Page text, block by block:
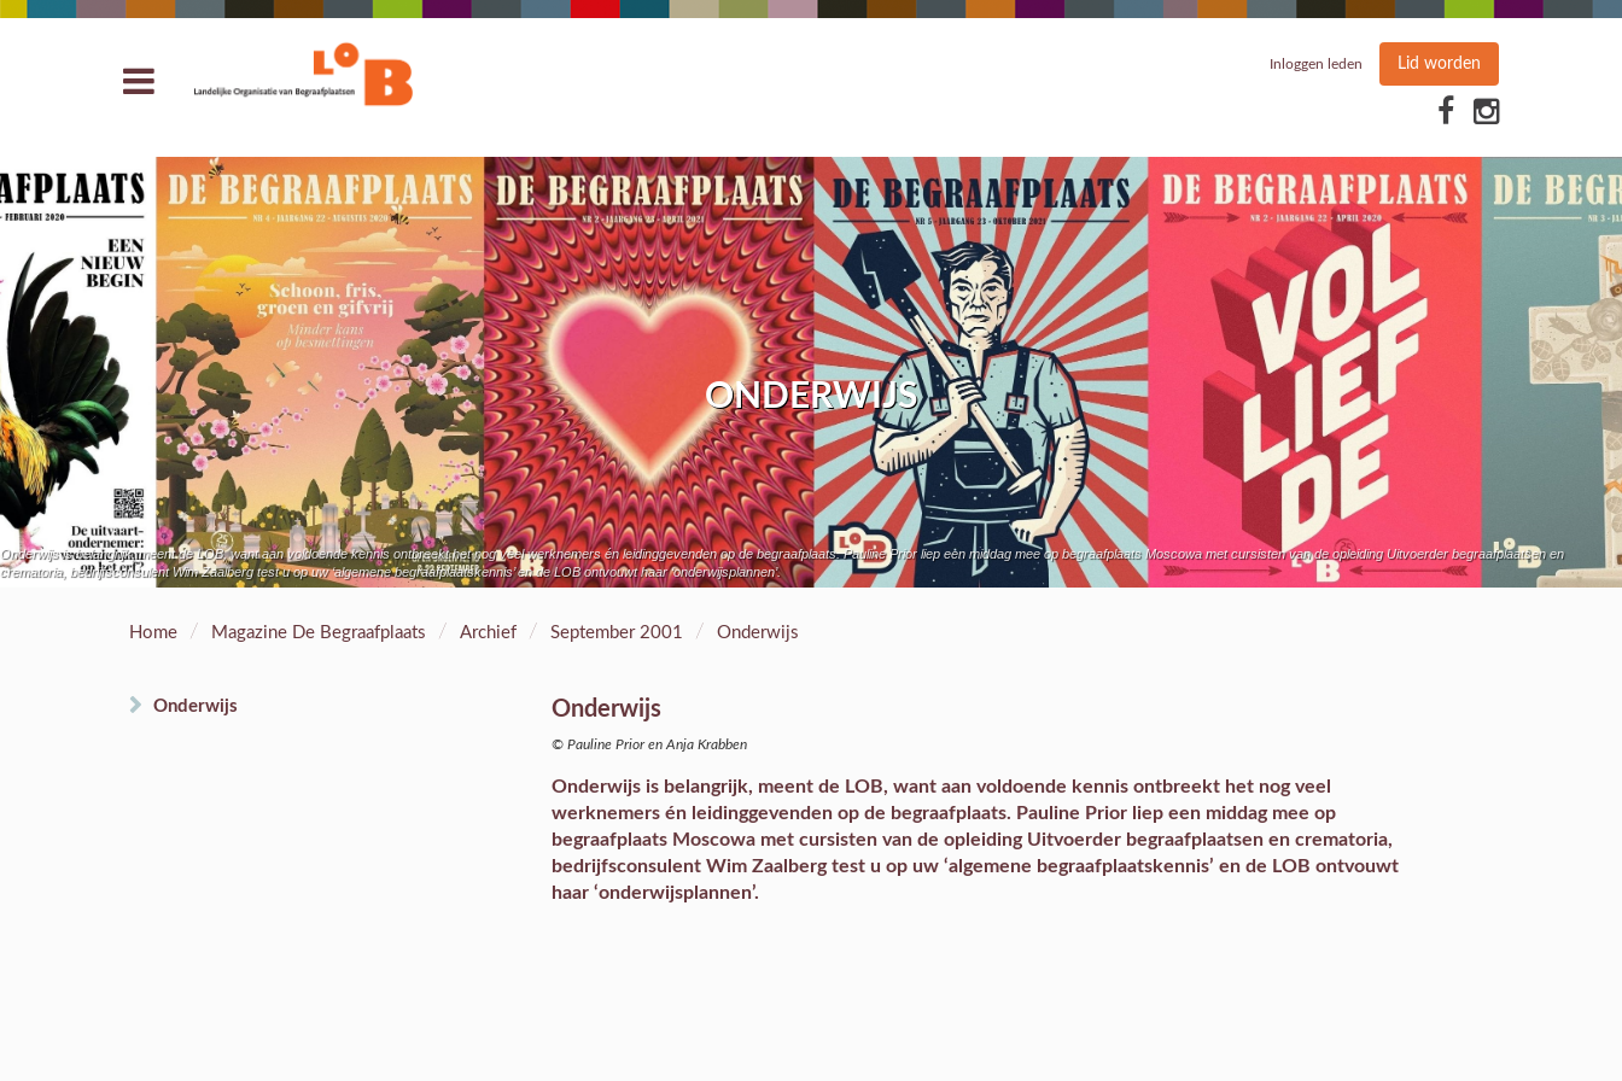
Inloggen leden Lid worden
ONDERWIJS
Onderwijs is belangrijk, meent de LOB, want aan voldoende kennis ontbreekt het nog veel werknemers én leidinggevenden op de begraafplaats. Pauline Prior liep een middag mee op begraafplaats Moscowa met cursisten van de opleiding Uitvoerder begraafplaatsen en
crematoria, bedrijfsconsulent Wim Zaalberg test u op uw ‘algemene begraafplaatskennis’ en de LOB ontvouwt haar ‘onderwijsplannen’.
Home / Magazine De Begraafplaats / Archief / September 2001 / Onderwijs
Onderwijs Onderwijs
© Pauline Prior en Anja Krabben
Onderwijs is belangrijk, meent de LOB, want aan voldoende kennis ontbreekt het nog veel
werknemers én leidinggevenden op de begraafplaats. Pauline Prior liep een middag mee op
begraafplaats Moscowa met cursisten van de opleiding Uitvoerder begraafplaatsen en crematoria,
bedrijfsconsulent Wim Zaalberg test u op uw ‘algemene begraafplaatskennis’ en de LOB ontvouwt
haar ‘onderwijsplannen’.